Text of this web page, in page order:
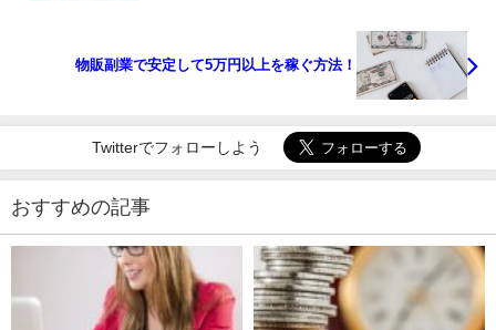
物販副業で安定して5万円以上を稼ぐ方法！
Twitterでフォローしよう
おすすめの記事